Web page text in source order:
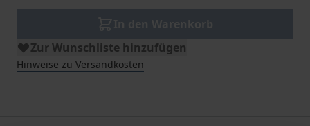
Zur Wunschliste hinzufügen
Hinweise zu Versandkosten